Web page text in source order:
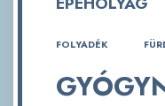
FOLYADÉK